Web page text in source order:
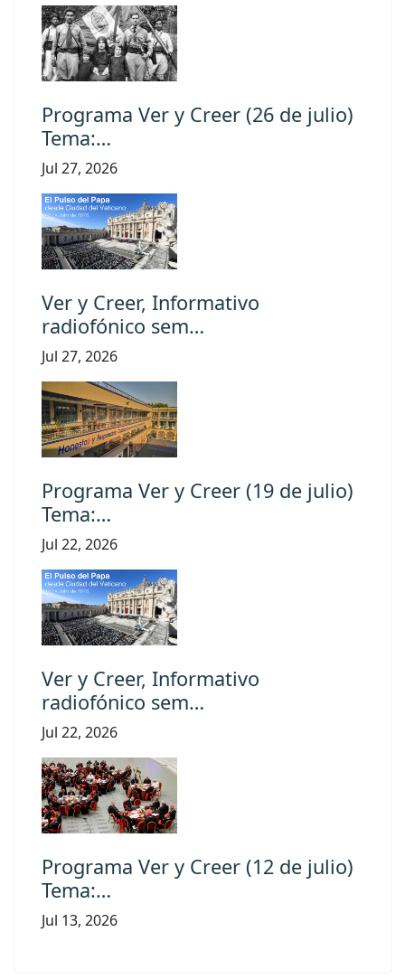
Programa Ver y Creer (26 de julio)
Tema:…
Jul 27, 2026
Ver y Creer, Informativo
radiofónico sem…
Jul 27, 2026
Programa Ver y Creer (19 de julio)
Tema:…
Jul 22, 2026
Ver y Creer, Informativo
radiofónico sem…
Jul 22, 2026
Programa Ver y Creer (12 de julio)
Tema:…
Jul 13, 2026